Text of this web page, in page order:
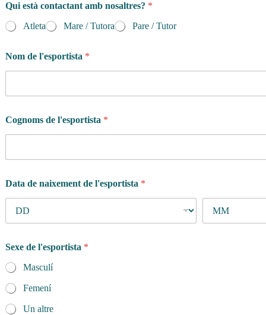
e
a
o
t
e
s
Qui està contactant amb nosaltres? *
Atleta
Mare / Tutora Pare / Tutor
Nom de l'esportista *
Cognoms de l'esportista *
Data de naixement de l'esportista *
Sexe de l'esportista *
Masculí
Femení
Un altre